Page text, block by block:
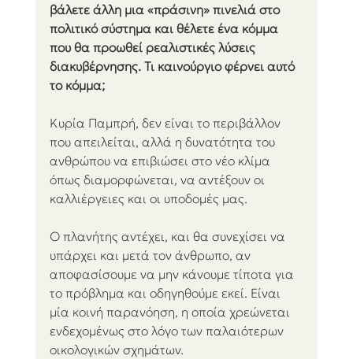
βάλετε άλλη μια «πράσινη» πινελιά στο
πολιτικό σύστημα και θέλετε ένα κόμμα
που θα προωθεί ρεαλιστικές λύσεις
διακυβέρνησης. Τι καινούργιο φέρνει αυτό
το κόμμα;
Κυρία Παμπρή, δεν είναι το περιβάλλον
που απειλείται, αλλά η δυνατότητα του
ανθρώπου να επιβιώσει στο νέο κλίμα
όπως διαμορφώνεται, να αντέξουν οι
καλλιέργειες και οι υποδομές μας.
Ο πλανήτης αντέχει, και θα συνεχίσει να
υπάρχει και μετά τον άνθρωπο, αν
αποφασίσουμε να μην κάνουμε τίποτα για
το πρόβλημα και οδηγηθούμε εκεί. Είναι
μία κοινή παρανόηση, η οποία χρεώνεται
ενδεχομένως στο λόγο των παλαιότερων
οικολογικών σχημάτων.